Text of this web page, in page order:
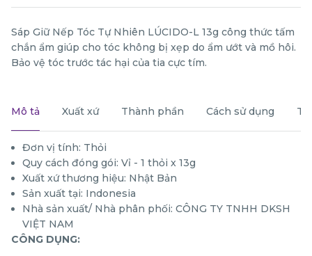
Sáp Giữ Nếp Tóc Tự Nhiên LÚCIDO-L 13g công thức tấm
chắn ẩm giúp cho tóc không bị xẹp do ẩm ướt và mồ hôi.
Bảo vệ tóc trước tác hại của tia cực tím.
Mô tả Xuất xứ Thành phần Cách sử dụng
Đơn vị tính: Thỏi
Quy cách đóng gói: Vỉ - 1 thỏi x 13g
Xuất xứ thương hiệu: Nhật Bản
Sản xuất tại: Indonesia
Nhà sản xuất/ Nhà phân phối: CÔNG TY TNHH DKSH
VIỆT NAM
CÔNG DỤNG: